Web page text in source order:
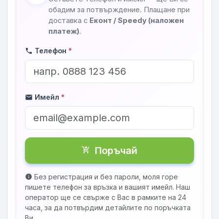
обадим за потвърждение. Плащане при
доставка с Еконт / Speedy (наложен
платеж).
phone Телефон *
mail Имейл *
shopping_cart_checkout Поръчай
info Без регистрация и без пароли, моля горе
пишете телефон за връзка и вашият имейл. Наш
оператор ще се свърже с Вас в рамките на 24
часа, за да потвърдим детайлите по поръчката